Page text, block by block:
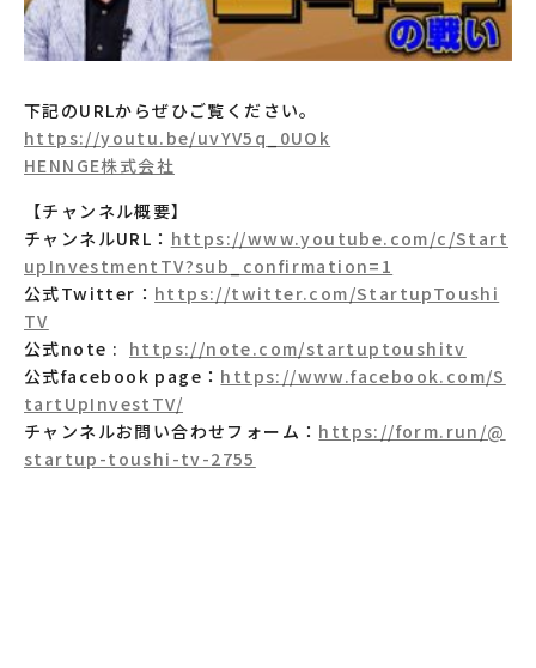
下記のURLからぜひご覧ください。
https://youtu.be/uvYV5q_0UOk
HENNGE株式会社
【チャンネル概要】
チャンネルURL： https://www.youtube.com/c/Start
upInvestmentTV?sub_confirmation=1
公式Twitter： https://twitter.com/StartupToushi
TV
公式note : https://note.com/startuptoushitv
公式facebook page： https://www.facebook.com/S
tartUpInvestTV/
チャンネルお問い合わせフォーム： https://form.run/@
startup-toushi-tv-2755